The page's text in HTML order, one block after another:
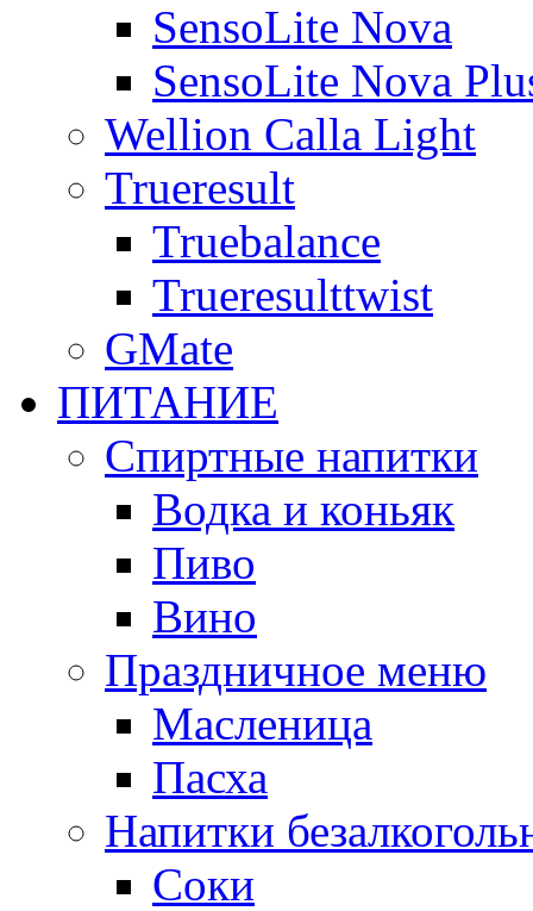
SensoLite Nova
SensoLite Nova
Wellion Calla Light
Trueresult
Truebalance
Trueresulttwist
GMate
ПИТАНИЕ
Спиртные напитки
Водка и коньяк
Пиво
Вино
Праздничное меню
Масленица
Пасха
Напитки
Соки